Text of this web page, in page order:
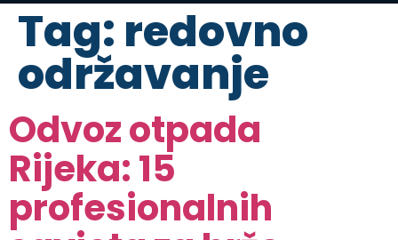
Tag: redovno
održavanje
Odvoz otpada
Rijeka: 15
profesionalnih